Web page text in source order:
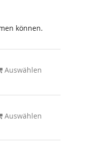
können.
Auswählen
Auswählen